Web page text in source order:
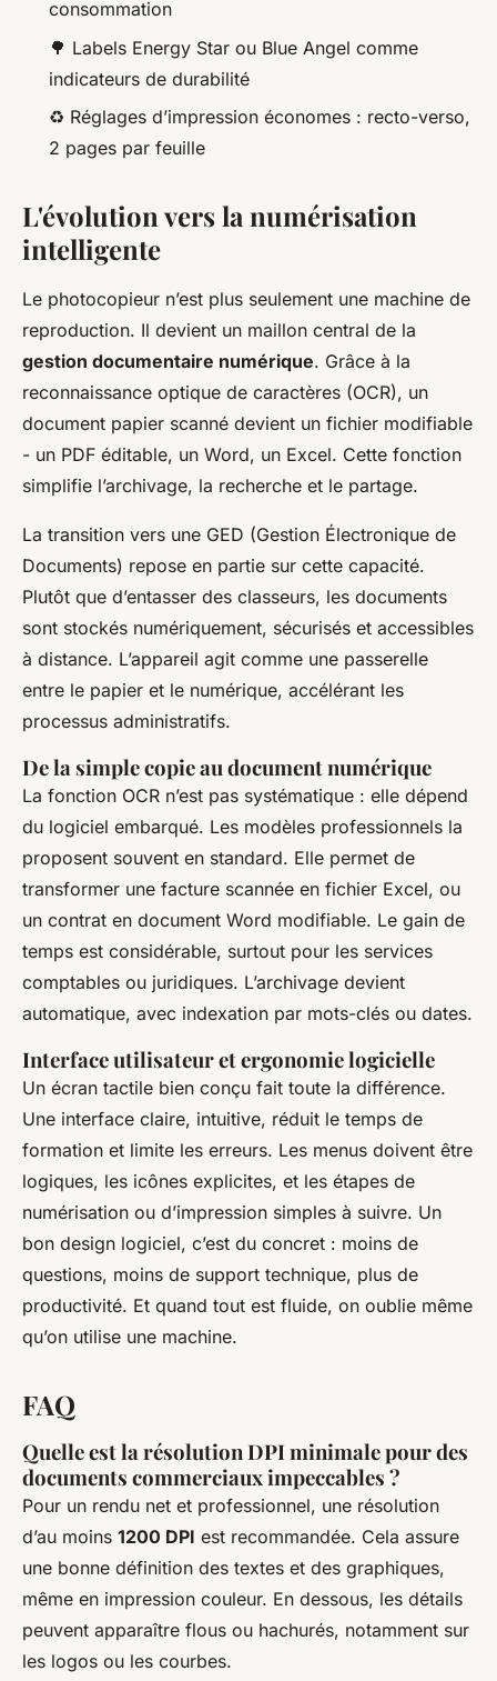
consommation
🌳 Labels Energy Star ou Blue Angel comme
indicateurs de durabilité
♻️ Réglages d’impression économes : recto-verso,
2 pages par feuille
L'évolution vers la numérisation
intelligente
Le photocopieur n’est plus seulement une machine de
reproduction. Il devient un maillon central de la
gestion documentaire numérique. Grâce à la
reconnaissance optique de caractères (OCR), un
document papier scanné devient un fichier modifiable
- un PDF éditable, un Word, un Excel. Cette fonction
simplifie l’archivage, la recherche et le partage.
La transition vers une GED (Gestion Électronique de
Documents) repose en partie sur cette capacité.
Plutôt que d’entasser des classeurs, les documents
sont stockés numériquement, sécurisés et accessibles
à distance. L’appareil agit comme une passerelle
entre le papier et le numérique, accélérant les
processus administratifs.
De la simple copie au document numérique
La fonction OCR n’est pas systématique : elle dépend
du logiciel embarqué. Les modèles professionnels la
proposent souvent en standard. Elle permet de
transformer une facture scannée en fichier Excel, ou
un contrat en document Word modifiable. Le gain de
temps est considérable, surtout pour les services
comptables ou juridiques. L’archivage devient
automatique, avec indexation par mots-clés ou dates.
Interface utilisateur et ergonomie logicielle
Un écran tactile bien conçu fait toute la différence.
Une interface claire, intuitive, réduit le temps de
formation et limite les erreurs. Les menus doivent être
logiques, les icônes explicites, et les étapes de
numérisation ou d’impression simples à suivre. Un
bon design logiciel, c’est du concret : moins de
questions, moins de support technique, plus de
productivité. Et quand tout est fluide, on oublie même
qu’on utilise une machine.
FAQ
Quelle est la résolution DPI minimale pour des
documents commerciaux impeccables ?
Pour un rendu net et professionnel, une résolution
d’au moins 1200 DPI est recommandée. Cela assure
une bonne définition des textes et des graphiques,
même en impression couleur. En dessous, les détails
peuvent apparaître flous ou hachurés, notamment sur
les logos ou les courbes.